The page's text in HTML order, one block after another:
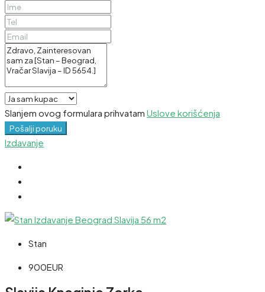
Slanjem ovog formulara prihvatam Uslove korišćenja
Pošalji poruku
Izdavanje
Stan
900EUR